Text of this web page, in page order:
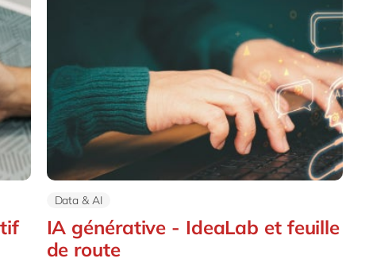
Data & AI
IA générative - IdeaLab et feuille
de route